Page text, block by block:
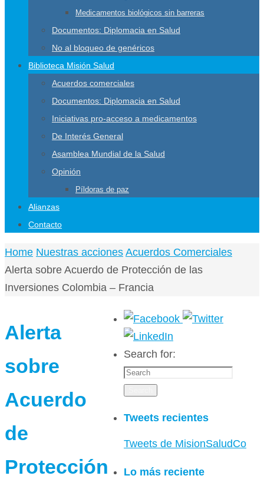
Medicamentos biológicos sin barreras
Documentos: Diplomacia en Salud
No al bloqueo de genéricos
Biblioteca Misión Salud
Acuerdos comerciales
Documentos: Diplomacia en Salud
Iniciativas pro-acceso a medicamentos
De Interés General
Asamblea Mundial de la Salud
Opinión
Píldoras de paz
Alianzas
Contacto
Home Nuestras acciones Acuerdos Comerciales
Alerta sobre Acuerdo de Protección de las
Inversiones Colombia – Francia
Alerta
sobre
Acuerdo
de
Protección
Search for:
Tweets recientes
Tweets de MisionSaludCo
Lo más reciente